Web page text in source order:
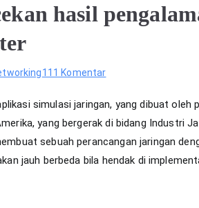
hasil
111 Komentarpada
pengecekan
hasil
pengalamatan
IP
simulasi jaringan, yang dibuat oleh
yang bergerak di bidang Industri
sebuah perancangan jaringan
jauh berbeda bila hendak di